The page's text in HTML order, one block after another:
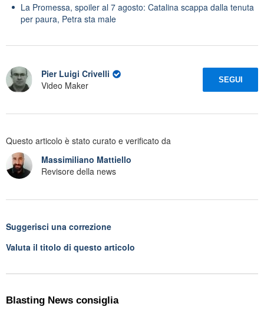
La Promessa, spoiler al 7 agosto: Catalina scappa dalla tenuta
per paura, Petra sta male
Pier Luigi Crivelli
Video Maker
SEGUI
Questo articolo è stato curato e verificato da
Massimiliano Mattiello
Revisore della news
Suggerisci una correzione
Valuta il titolo di questo articolo
Blasting News consiglia